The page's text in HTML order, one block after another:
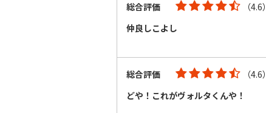
総合評価
（4.6）
仲良しこよし
総合評価
（4.6）
どや！これがヴォルタくんや！